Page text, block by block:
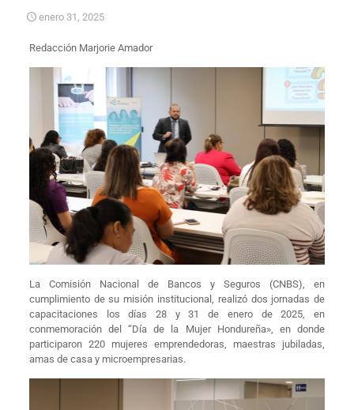
enero 31, 2025
Redacción Marjorie Amador
La Comisión Nacional de Bancos y Seguros (CNBS), en
cumplimiento de su misión institucional, realizó dos jornadas de
capacitaciones los días 28 y 31 de enero de 2025, en
conmemoración del “Día de la Mujer Hondureña», en donde
participaron 220 mujeres emprendedoras, maestras jubiladas,
amas de casa y microempresarias.